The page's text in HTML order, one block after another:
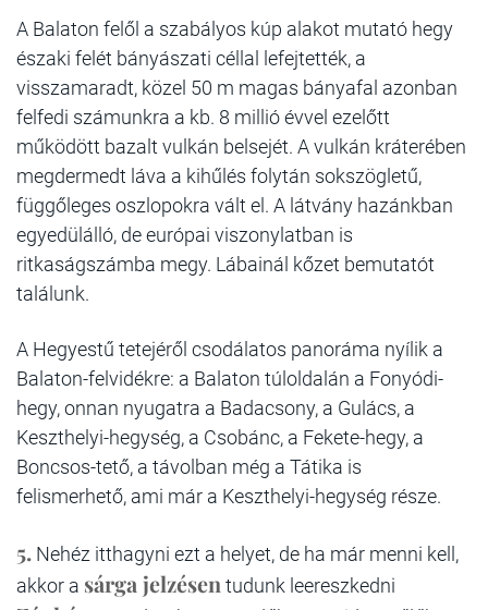
A Balaton felől a szabályos kúp alakot mutató hegy
északi felét bányászati céllal lefejtették, a
visszamaradt, közel 50 m magas bányafal azonban
felfedi számunkra a kb. 8 millió évvel ezelőtt
működött bazalt vulkán belsejét. A vulkán kráterében
megdermedt láva a kihűlés folytán sokszögletű,
függőleges oszlopokra vált el. A látvány hazánkban
egyedülálló, de európai viszonylatban is
ritkaságszámba megy. Lábainál kőzet bemutatót
találunk.
A Hegyestű tetejéről csodálatos panoráma nyílik a
Balaton-felvidékre: a Balaton túloldalán a Fonyódi-
hegy, onnan nyugatra a Badacsony, a Gulács, a
Keszthelyi-hegység, a Csobánc, a Fekete-hegy, a
Boncsos-tető, a távolban még a Tátika is
felismerhető, ami már a Keszthelyi-hegység része.
5. Nehéz itthagyni ezt a helyet, de ha már menni kell,
akkor a sárga jelzésen tudunk leereszkedni